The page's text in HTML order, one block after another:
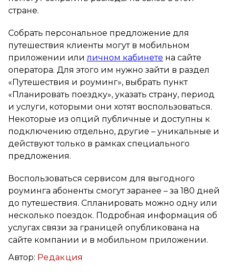
стране.
Собрать персональное предложение для
путешествия клиенты могут в мобильном
приложении или личном кабинете на сайте
оператора. Для этого им нужно зайти в раздел
«Путешествия и роуминг», выбрать пункт
«Планировать поездку», указать страну, период
и услуги, которыми они хотят воспользоваться.
Некоторые из опций публичные и доступны к
подключению отдельно, другие – уникальные и
действуют только в рамках специального
предложения.
Воспользоваться сервисом для выгодного
роуминга абоненты смогут заранее – за 180 дней
до путешествия. Спланировать можно одну или
несколько поездок. Подробная информация об
услугах связи за границей опубликована на
сайте компании и в мобильном приложении.
Автор: Редакция